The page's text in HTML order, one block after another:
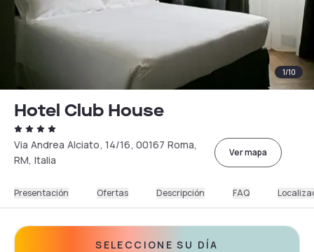
1/10
Hotel Club House
Via Andrea Alciato, 14/16, 00167 Roma,
RM, Italia
Ver mapa
Presentación Ofertas Descripción FAQ
SELECCIONE SU DÍA